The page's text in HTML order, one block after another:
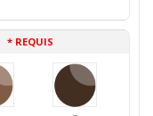
* REQUIS